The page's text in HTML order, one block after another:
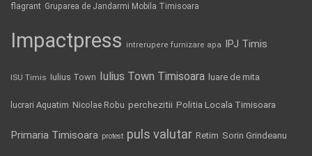
flagrant Gruparea de Jandarmi Mobila Timisoara
Impactpress intrerupere furnizare apa IPJ Timis
ISU Timis Iulius Town Iulius Town Timisoara luare de mita
lucrari Aquatim Nicolae Robu perchezitii Politia Locala Timisoara
Primaria Timisoara protest puls valutar Retim Sorin Grindeanu